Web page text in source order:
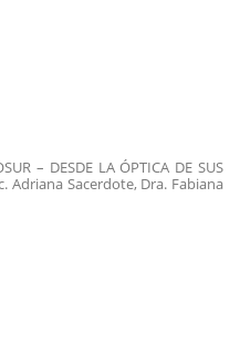
– DESDE LA ÓPTICA DE SUS
Adriana Sacerdote, Dra. Fabiana